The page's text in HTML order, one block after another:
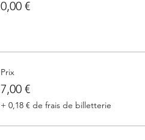
0,00 €
Prix
7,00 €
+ 0,18 € de frais de billetterie